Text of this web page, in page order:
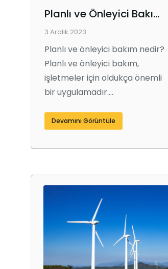
Planlı ve Önleyici Bakım: İşletmeniz İçin Neden Önemli?
3 Aralık 2023
Planlı ve önleyici bakım nedir?
Planlı ve önleyici bakım,
işletmeler için oldukça önemli
bir uygulamadır.…
Devamını Görüntüle